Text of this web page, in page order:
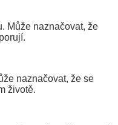
Může naznačovat, že
naznačovat, že se
životě.